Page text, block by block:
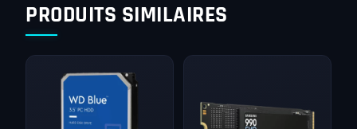
PRODUITS SIMILAIRES